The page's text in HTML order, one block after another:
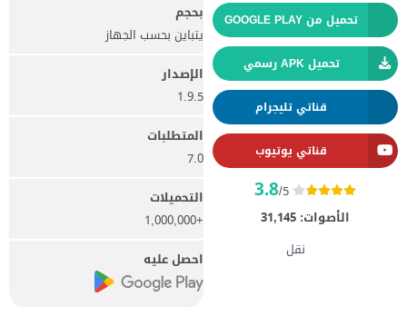
تحميل من GOOGLE PLAY
تحميل APK رسمي
قناتي تليجرام
قناتي يوتيوب
3.8/5
الأصوات: 31,145
نقل
بحجم
يتباين بحسب الجهاز
الإصدار
1.9.5
المتطلبات
7.0
التحميلات
+1,000,000
احصل عليه